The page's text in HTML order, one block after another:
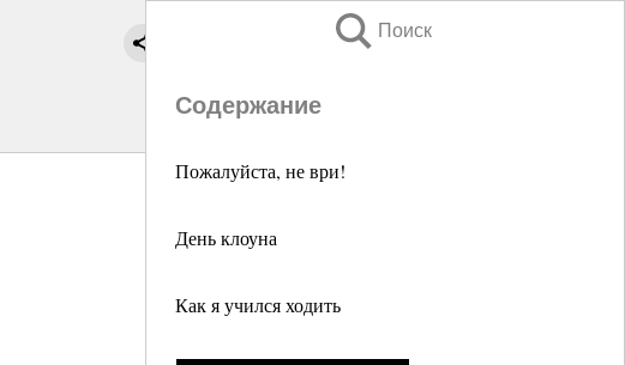
Поиск
Содержание
Пожалуйста, не ври!
День клоуна
Как я учился ходить